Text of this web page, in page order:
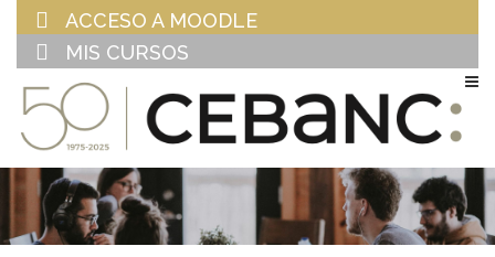
ACCESO A MOODLE
MIS CURSOS
ES